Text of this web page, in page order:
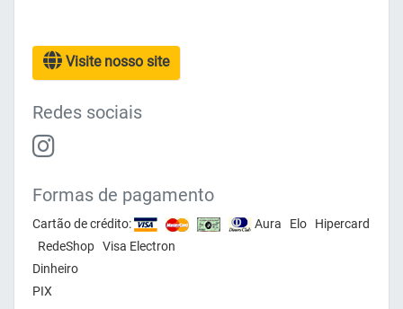
Visite nosso site
Redes sociais
Formas de pagamento
Cartão de crédito:
Aura Elo Hipercard
RedeShop Visa Electron
Dinheiro
PIX